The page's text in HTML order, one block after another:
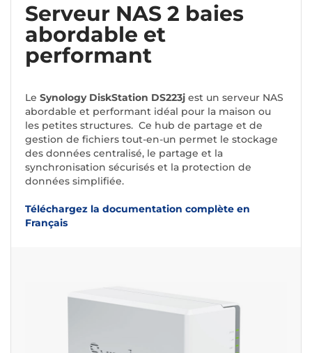
Serveur NAS 2 baies
abordable et
performant
Le Synology DiskStation DS223j est un serveur NAS
abordable et performant idéal pour la maison ou
les petites structures. Ce hub de partage et de
gestion de fichiers tout-en-un permet le stockage
des données centralisé, le partage et la
synchronisation sécurisés et la protection de
données simplifiée.
Téléchargez la documentation complète en
Français